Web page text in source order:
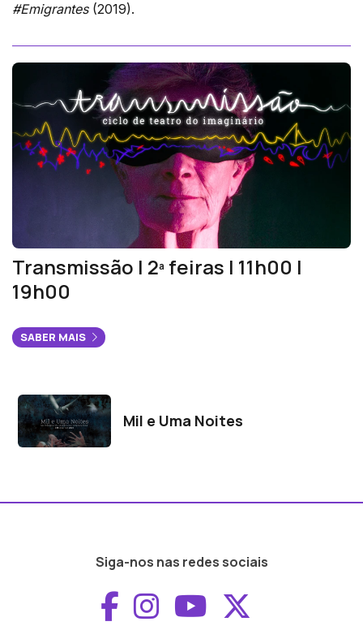
#Emigrantes(2019).
Transmissão | 2ª feiras | 11h00 |
19h00
SABER MAIS
Programas Relacionados
Mil e Uma Noites
Siga-nos nas redes sociais
Aceder ao
Aceder ao
Aceder ao